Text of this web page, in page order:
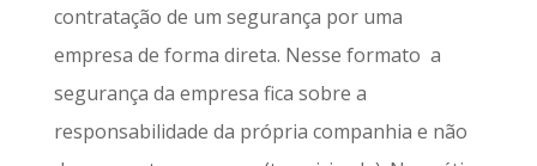
contratação de um segurança por uma
empresa de forma direta. Nesse formato a
segurança da empresa fica sobre a
responsabilidade da própria companhia e não